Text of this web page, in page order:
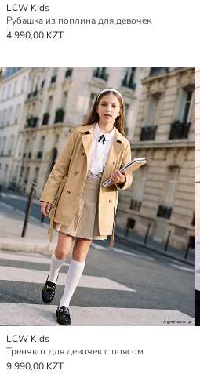
LCW Kids
Рубашка из поплина для девочек
4 990,00 KZT
LCW Kids
Тренчкот для девочек с поясом
9 990,00 KZT